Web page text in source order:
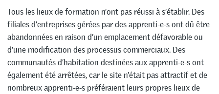
Tous les lieux de formation n’ont pas réussi à s’établir. Des
filiales d’entreprises gérées par des apprenti-e-s ont dû être
abandonnées en raison d’un emplacement défavorable ou
d’une modification des processus commerciaux. Des
communautés d’habitation destinées aux apprenti-e-s ont
également été arrêtées, car le site n’était pas attractif et de
nombreux apprenti-e-s préféraient leurs propres lieux de